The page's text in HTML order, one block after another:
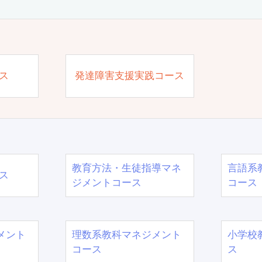
発達障害支援実践コース
教育方法・生徒指導マネ
ジメントコース
言語系
コース
ント
理数系教科マネジメント
コース
小学校
ス